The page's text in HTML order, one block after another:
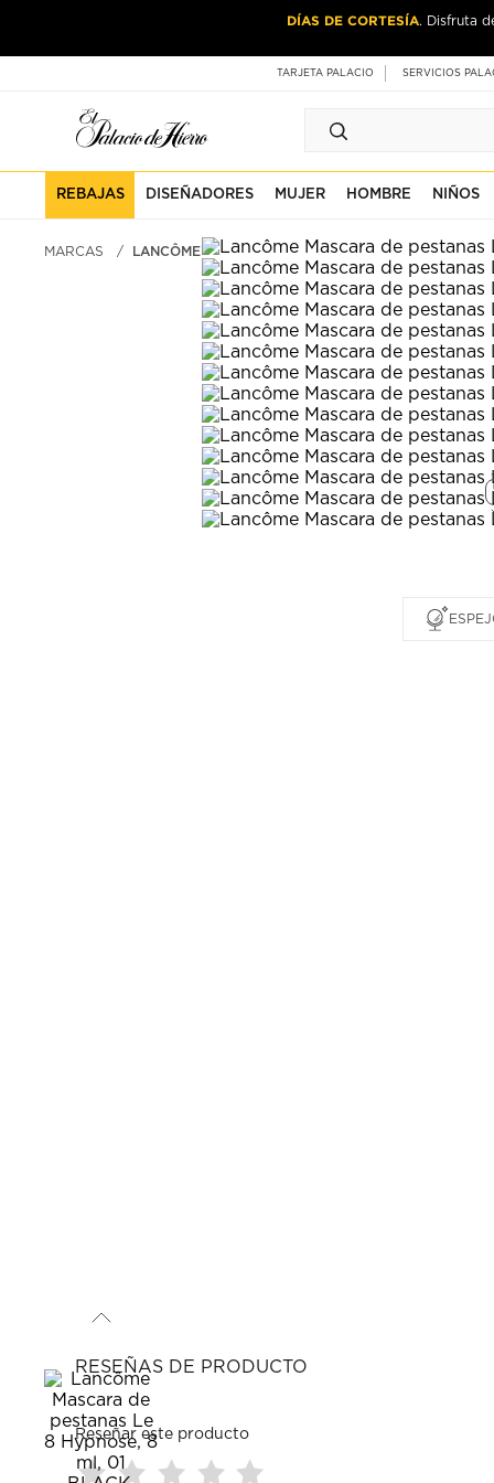
DÍAS DE CORTESÍA. Disfruta
TARJETA PALACIO SERVICIOS
REBAJAS DISEÑADORES MUJER HOMBRE NIÑOS
MARCAS LANCÔME
RESEÑAS DE PRODUCTO
Reseñar este producto